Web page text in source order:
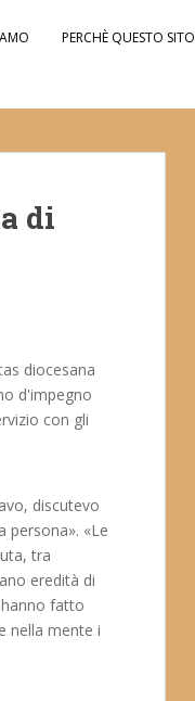
PERCHÈ QUESTO SITO
di
diocesana
d'impegno
con gli
discutevo
persona». «Le
tra
eredità di
fatto
nella mente i